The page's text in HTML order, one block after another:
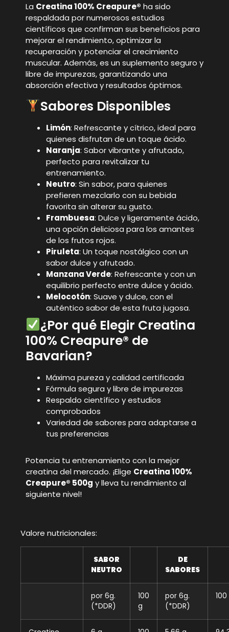
La Creatina 100% Creapure® ha sido
respaldada por numerosos estudios
científicos que confirman sus beneficios para
mejorar el rendimiento, optimizar la
recuperación y potenciar el crecimiento
muscular. Además, es un suplemento seguro y
libre de impurezas, garantizando una
absorción efectiva y resultados óptimos.
Sabores Disponibles
Limón: Refrescante y cítrico, ideal para
quienes disfrutan de un toque ácido.
Naranja: Sabor vibrante y afrutado,
perfecto para revitalizar tu
entrenamiento.
Neutro: Sin sabor, para quienes
prefieren mezclarlo con su bebida
favorita sin alterar su gusto.
Frambuesa: Dulce y ligeramente ácido,
una opción deliciosa para los amantes
de los frutos rojos.
Piruleta: Un toque nostálgico con un
sabor dulce y afrutado.
Manzana Verde: Refrescante y con un
equilibrio perfecto entre dulce y ácido.
Melocotón: Suave y dulce, con el
auténtico sabor de esta fruta jugosa.
¿Por qué Elegir Creatina
100% Creapure® de
Bavarian?
Máxima pureza y calidad certificada
Fórmula segura y libre de impurezas
Respaldo científico y estudios
comprobados
Variedad de sabores para adaptarse a
tus preferencias
Potencia tu entrenamiento con la mejor
creatina del mercado. ¡Elige Creatina 100%
Creapure® 500g y lleva tu rendimiento al
siguiente nivel!
Valore nutricionales:
SABOR
NEUTRO
DE
SABORES
por 6g.
(*DDR)
100
g
por 6g.
(*DDR)